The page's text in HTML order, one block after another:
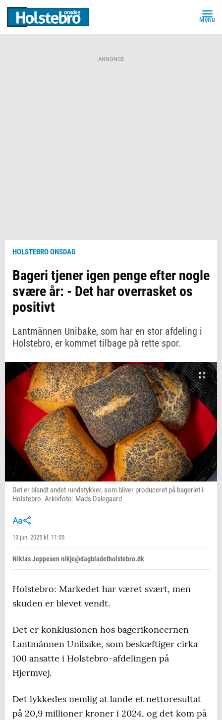
Menu
ANNONCE
HOLSTEBRO ONSDAG
Bageri tjener igen penge efter nogle
svære år: - Det har overrasket os
positivt
Lantmännen Unibake, som har en stor afdeling i
Holstebro, er kommet tilbage på rette spor.
Det er blandt andet rundstykker, som bliver produceret på bageriet i
Holstebro. Arkivfoto: Mads Dalegaard
13 jun. 2025 kl. 11:05
Niklas Jeppesen nikje@dagbladetholstebro.dk
Holstebro: Markedet har været svært, men
skuden er blevet vendt.
Det er konklusionen hos bagerikoncernen
Lantmännen Unibake, som beskæftiger cirka
100 ansatte i Holstebro-afdelingen på
Hjermvej.
Det lykkedes nemlig at lande et nettoresultat
på 20,9 millioner kroner i 2024, og det kom på